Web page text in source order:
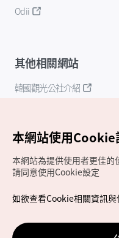
Odii
其他相關網站
韓國觀光公社介紹
Copyrights (c) 韓國觀光
如有相關疑問或建議，
chinese_big5@knto.or.kr
本網站使用Cookie
本網站為提供使用者更佳
請同意使用Cookie設定
如欲查看Cookie相關資訊